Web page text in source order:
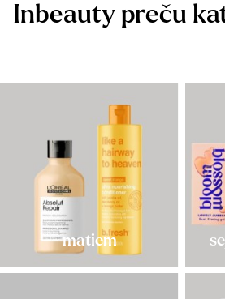
Inbeauty preču
matiem